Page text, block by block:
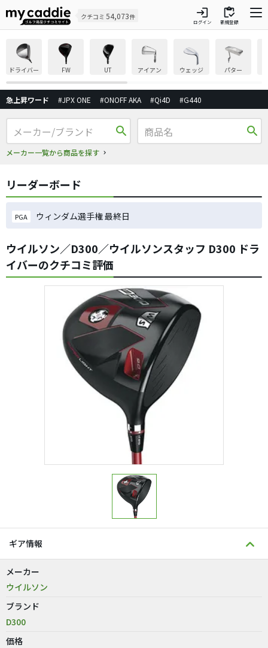
クチコミ 54,073件 login
ログイン
inventory
新規登録
ドライバー FW UT アイアン ウェッジ パター
急上昇ワード #JPX ONE #ONOFF AKA #Qi4D #G440
search
メーカー一覧から商品を探す
search
リーダーボード
PGA ウィンダム選手権 最終日
ウイルソン／D300／ウイルソンスタッフ D300 ドラ
イバーのクチコミ評価
ギア情報
メーカー
ウイルソン
ブランド
D300
価格